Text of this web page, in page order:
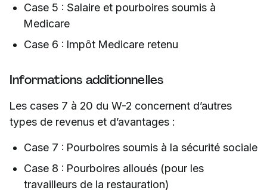
Case 5 : Salaire et pourboires soumis à
Medicare
Case 6 : Impôt Medicare retenu
Informations additionnelles
Les cases 7 à 20 du W-2 concernent d’autres
types de revenus et d’avantages :
Case 7 : Pourboires soumis à la sécurité sociale
Case 8 : Pourboires alloués (pour les
travailleurs de la restauration)